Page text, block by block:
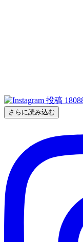
さらに読み込む